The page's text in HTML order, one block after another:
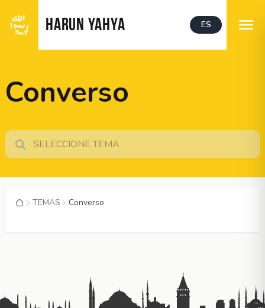
HARUN YAHYA ES
Converso
TEMAS Converso